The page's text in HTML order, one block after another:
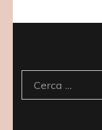
Ricerca
per: